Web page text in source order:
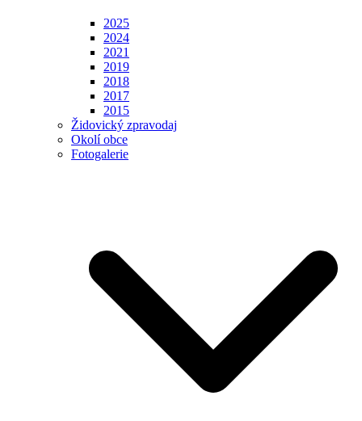
2025
2024
2021
2019
2018
2017
2015
Židovický zpravodaj
Okolí obce
Fotogalerie